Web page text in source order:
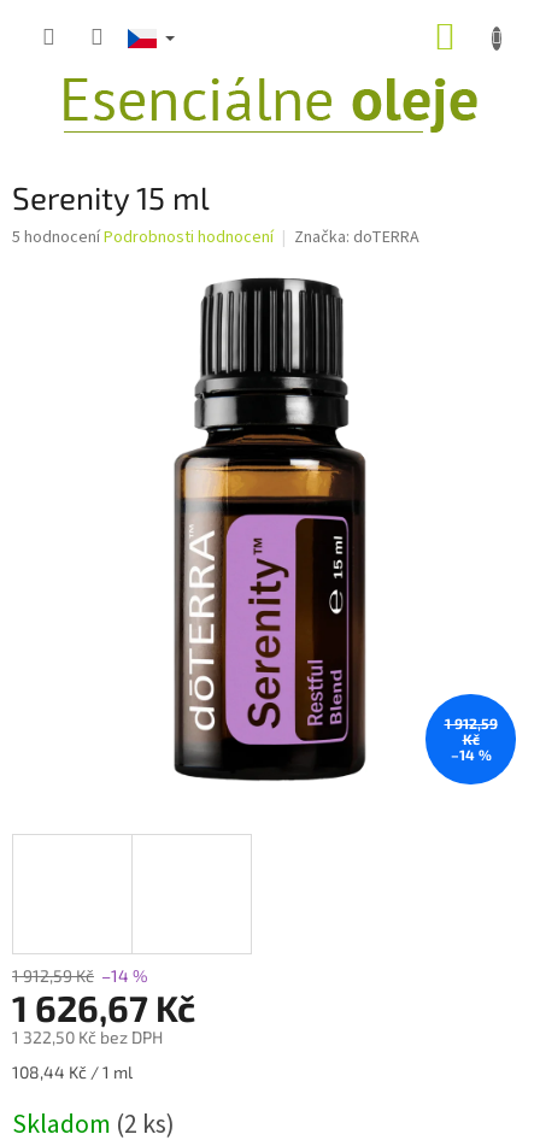
Serenity 15 ml
Průměrné
5 hodnoceníPodrobnosti hodnocení Značka: doTERRA
1 912,59
Kč
–14 %
1 912,59 Kč –14 %
1 626,67 Kč
1 322,50 Kč bez DPH
Měrná
108,44 Kč / 1 ml
Skladom (2 ks)